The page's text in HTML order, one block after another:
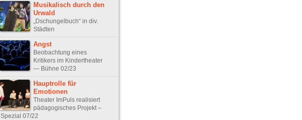
Musikalisch durch den
Urwald
„Dschungelbuch“ in div.
Städten
Angst
Beobachtung eines
Kritikers im Kindertheater
— Bühne 02/23
Hauptrolle für
Emotionen
Theater ImPuls realisiert
pädagogisches Projekt –
Spezial 07/22